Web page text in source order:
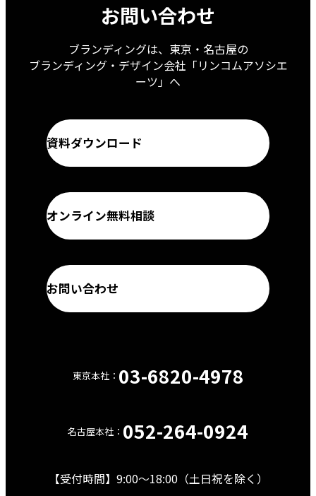
お問い合わせ
ブランディングは、東京・名古屋の
ブランディング・デザイン会社「リンコムアソシエ
ーツ」へ
資料ダウンロード
オンライン無料相談
お問い合わせ
【電
東京本社： 03-6820-4978
【電
名古屋本社： 052-264-0924
【受付時間】9:00〜18:00（土日祝を除く）